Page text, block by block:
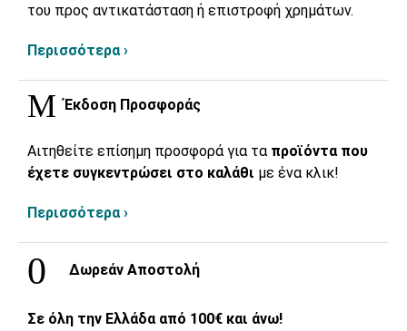
του προς αντικατάσταση ή επιστροφή χρημάτων.
Περισσότερα ›
Έκδοση Προσφοράς
Αιτηθείτε επίσημη προσφορά για τα προϊόντα που
έχετε συγκεντρώσει στο καλάθι με ένα κλικ!
Περισσότερα ›
Δωρεάν Αποστολή
Σε όλη την Ελλάδα από 100€ και άνω!